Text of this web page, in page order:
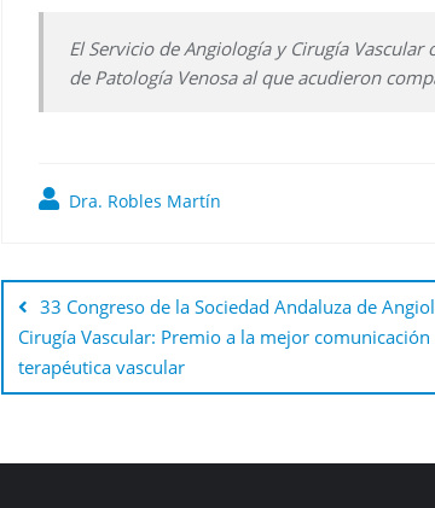
El Servicio de Angiología y Cirugía
de Patología Venosa al que acudieron
Dra. Robles Martín
de
entradas
33 Congreso de la Sociedad Andaluza de
Cirugía Vascular: Premio a la mejor comunicación
terapéutica vascular